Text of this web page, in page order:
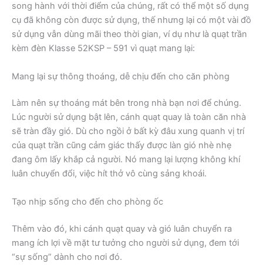
song hành với thời điểm của chúng, rất có thể một số dụng
cụ đã không còn được sử dụng, thế nhưng lại có một vài đồ
sử dụng vẫn dùng mãi theo thời gian, ví dụ như là quạt trần
kèm đèn Klasse 52KSP – 591 vì quạt mang lại:
Mang lại sự thông thoáng, dễ chịu đến cho căn phòng
Làm nên sự thoáng mát bên trong nhà bạn nơi để chúng.
Lúc người sử dụng bật lên, cánh quạt quay là toàn căn nhà
sẽ tràn đầy gió. Dù cho ngồi ở bất kỳ đâu xung quanh vị trí
của quạt trần cũng cảm giác thấy được làn gió nhè nhẹ
đang ôm lấy khắp cả người. Nó mang lại lượng không khí
luân chuyển đổi, việc hít thở vô cùng sảng khoái.
Tạo nhịp sống cho đến cho phòng ốc
Thêm vào đó, khi cánh quạt quay và gió luân chuyển ra
mang ích lợi về mặt tư tưởng cho người sử dụng, đem tới
“sự sống” dành cho nơi đó.